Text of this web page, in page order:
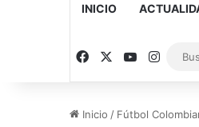
INICIO
Facebook YouTube
Inicio / Fútbol